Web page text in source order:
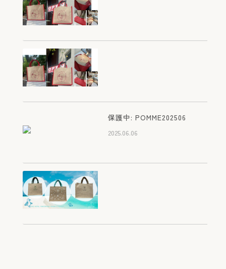
オリジナルジュートバッグに
ついて～初めてのお問い合わ
せの前にご一読ください～
2026.03.05
滋賀 彦根 カフェレストラ
ン ポムダムール様 オリジ
滋賀 彦根 カフェレストラ
ン ポムダムール様 オリジ
ナルジュートバッグ
2025.07.21
保護中: POMME202506
2025.06.06